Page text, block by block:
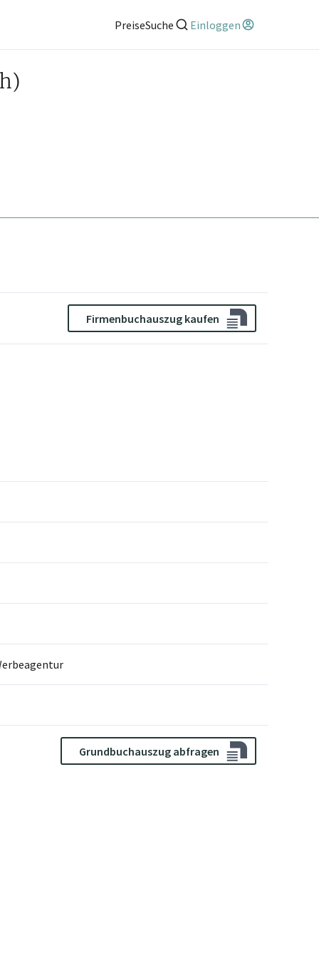
PreiseSuche Einloggen
Firmenbuchauszug kaufen
Grundbuchauszug abfragen